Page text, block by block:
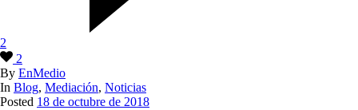
2
2
By EnMedio
In Blog, Mediación, Noticias
Posted 18 de octubre de 2018